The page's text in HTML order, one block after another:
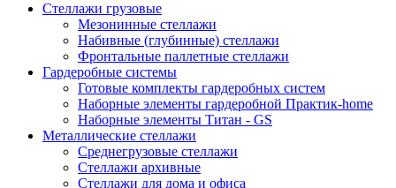
Стеллажи грузовые
Мезонинные стеллажи
Набивные (глубинные) стеллажи
Фронтальные паллетные стеллажи
Гардеробные системы
Готовые комплекты гардеробных систем
Наборные элементы гардеробной Практик-home
Наборные элементы Титан - GS
Металлические стеллажи
Среднегрузовые стеллажи
Стеллажи архивные
Стеллажи для дома и офиса